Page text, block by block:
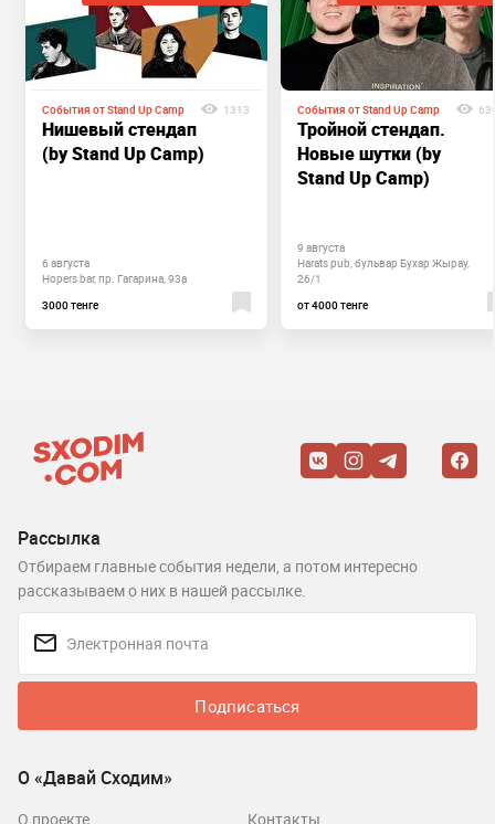
События от Stand Up Camp 1313
Нишевый стендап
(by Stand Up Camp)
6 августа
Hopers bar, пр. Гагарина, 93а
3000 тенге
События от Stand Up Camp
Тройной стендап.
Новые шутки (by
Stand Up Camp)
9 августа
Harats pub, бульвар Бухар Жырау,
26/1
от 4000 тенге
Рассылка
Отбираем главные события недели, а потом интересно
рассказываем о них в нашей рассылке.
Подписаться
О «Давай Сходим»
О проекте Контакты